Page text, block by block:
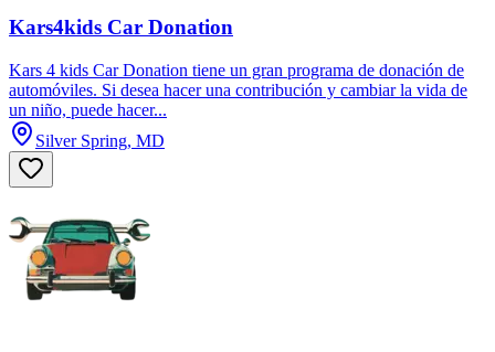
Kars4kids Car Donation
Kars 4 kids Car Donation tiene un gran programa de donación de
automóviles. Si desea hacer una contribución y cambiar la vida de
un niño, puede hacer...
Silver Spring, MD